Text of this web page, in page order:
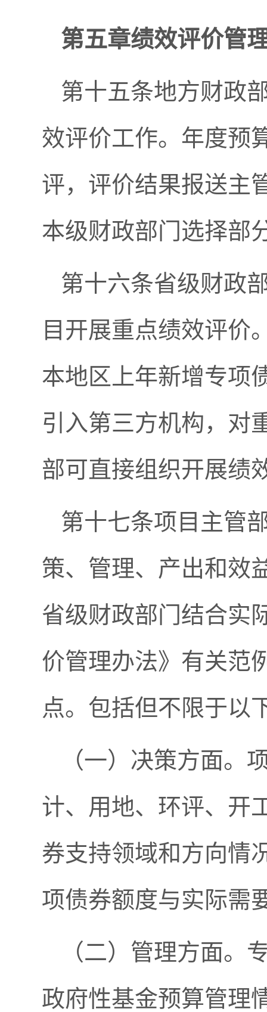
第五章绩效评价管
第十五条地方财政
效评价工作。年度预
评，评价结果报送主
本级财政部门选择部
第十六条省级财政
目开展重点绩效评价
本地区上年新增专项
引入第三方机构，对
部可直接组织开展绩
第十七条项目主管
策、管理、产出和效
省级财政部门结合实
价管理办法》有关范
点。包括但不限于以
（一）决策方面。
计、用地、环评、开
券支持领域和方向情
项债券额度与实际需
（二）管理方面。
政府性基金预算管理